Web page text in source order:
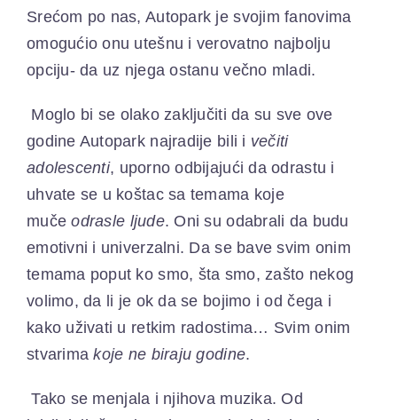
Srećom po nas, Autopark je svojim fanovima
omogućio onu utešnu i verovatno najbolju
opciju- da uz njega ostanu večno mladi.
Moglo bi se olako zaključiti da su sve ove
godine Autopark najradije bili i večiti
adolescenti, uporno odbijajući da odrastu i
uhvate se u koštac sa temama koje
mučeodrasle ljude. Oni su odabrali da budu
emotivni i univerzalni. Da se bave svim onim
temama poput ko smo, šta smo, zašto nekog
volimo, da li je ok da se bojimo i od čega i
kako uživati u retkim radostima… Svim onim
stvarimakoje ne biraju godine.
Tako se menjala i njihova muzika. Od